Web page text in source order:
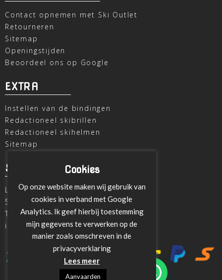
Contact opnemen met Ski Outlet
Retourneren
Sitemap
Openingstijden
Beoordeel ons op Google
EXTRA
Instellen van de bindingen
Redactioneel skibrillen
Redactioneel skihelmen
Sitemap
SKI OUTLET
Laagheidehof 8
5804 XC Venray
T
+31 478 515696
info@ski-outlet-venray.nl
Cookies
Op onze website maken wij gebruik van
cookies in verband met Google
Analytics. Ik geef hierbij toestemming
mijn gegevens te verwerken op de
manier zoals omschreven in de
privacyverklaring
Lees meer
Aanvaarden